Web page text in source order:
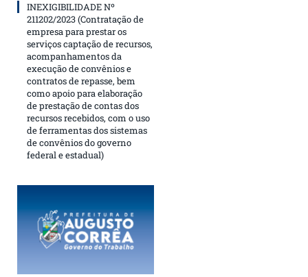
INEXIGIBILIDADE Nº
211202/2023 (Contratação de
empresa para prestar os
serviços captação de recursos,
acompanhamentos da
execução de convênios e
contratos de repasse, bem
como apoio para elaboração
de prestação de contas dos
recursos recebidos, com o uso
de ferramentas dos sistemas
de convênios do governo
federal e estadual)